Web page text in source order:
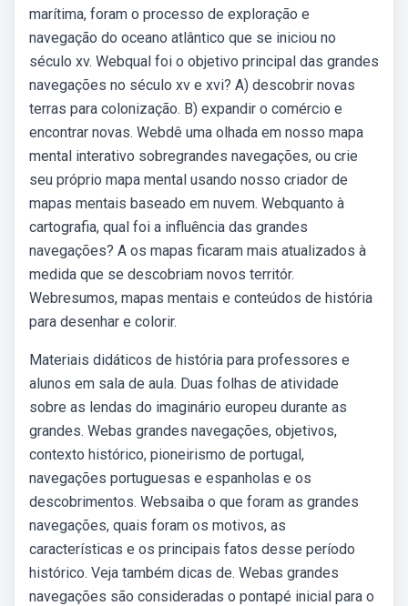
marítima, foram o processo de exploração e
navegação do oceano atlântico que se iniciou no
século xv. Webqual foi o objetivo principal das grandes
navegações no século xv e xvi? A) descobrir novas
terras para colonização. B) expandir o comércio e
encontrar novas. Webdê uma olhada em nosso mapa
mental interativo sobregrandes navegações, ou crie
seu próprio mapa mental usando nosso criador de
mapas mentais baseado em nuvem. Webquanto à
cartografia, qual foi a influência das grandes
navegações? A os mapas ficaram mais atualizados à
medida que se descobriam novos territór.
Webresumos, mapas mentais e conteúdos de história
para desenhar e colorir.
Materiais didáticos de história para professores e
alunos em sala de aula. Duas folhas de atividade
sobre as lendas do imaginário europeu durante as
grandes. Webas grandes navegações, objetivos,
contexto histórico, pioneirismo de portugal,
navegações portuguesas e espanholas e os
descobrimentos. Websaiba o que foram as grandes
navegações, quais foram os motivos, as
características e os principais fatos desse período
histórico. Veja também dicas de. Webas grandes
navegações são consideradas o pontapé inicial para o